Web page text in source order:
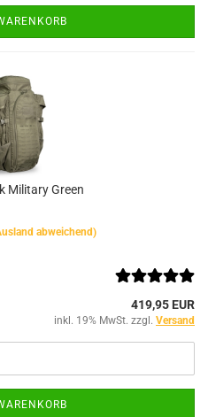
Military Green
abweichend)
419,95 EUR
inkl. 19% MwSt. zzgl. Versand